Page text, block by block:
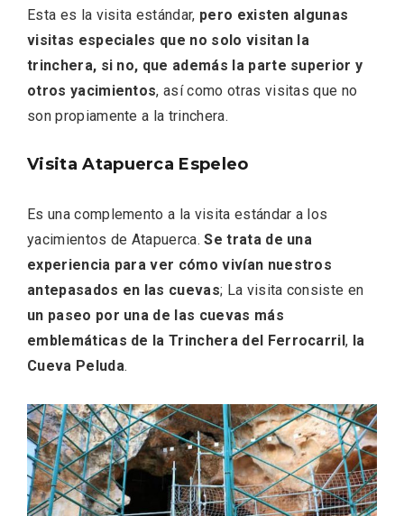
Esta es la visita estándar, pero existen algunas
visitas especiales que no solo visitan la
trinchera, si no, que además la parte superior y
otros yacimientos, así como otras visitas que no
son propiamente a la trinchera.
Visita Atapuerca Espeleo
Es una complemento a la visita estándar a los
yacimientos de Atapuerca.Se trata de una
experiencia para ver cómo vivían nuestros
antepasados en las cuevas; La visita consiste en
un paseo por una de las cuevas más
emblemáticas de la Trinchera del Ferrocarril, la
Cueva Peluda.
III Ruta de la Morcilla de Burgos IGP, en